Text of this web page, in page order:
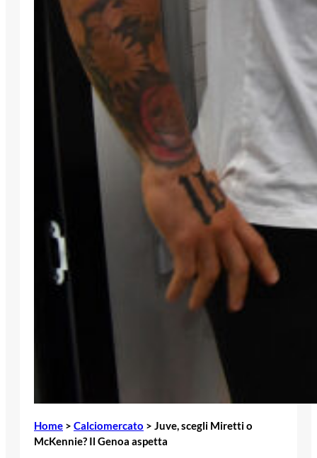
Home > Calciomercato > Juve, scegli Miretti o
McKennie? Il Genoa aspetta